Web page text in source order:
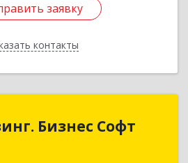
заявку
контакты
заявку
Назад
Бизнес Софт
Бизнес Софт
обл, Ливны г, Гайдара ул,